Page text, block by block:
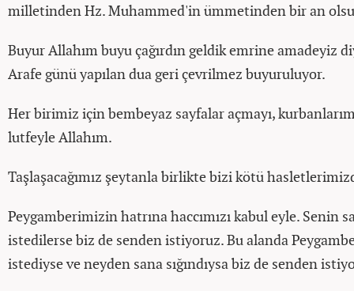
milletinden Hz. Muhammed'in ümmetinden bir an
Buyur Allahım buyu çağırdın geldik emrine amadeyiz
Arafe günü yapılan dua geri çevrilmez buyuruluyor.
Her birimiz için bembeyaz sayfalar açmayı,
lutfeyle Allahım.
Taşlaşacağımız şeytanla birlikte bizi kötü
Peygamberimizin hatrına haccımızı kabul eyle. Senin
istedilerse biz de senden istiyoruz. Bu alanda
istediyse ve neyden sana sığındıysa biz de senden